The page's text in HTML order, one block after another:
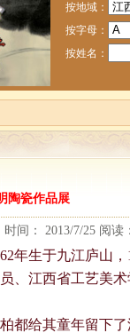
按地域：
按字母：
按姓名：
陶瓷作品展
间： 2013/7/25 阅读
年生于九江庐山
、江西省工艺美
都给其童年留下